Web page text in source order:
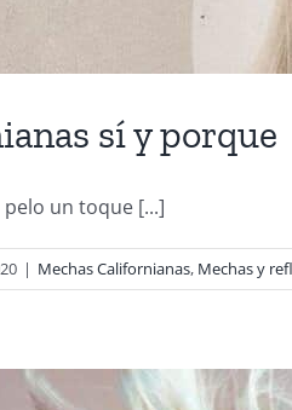
sí y porque
un toque [...]
| Mechas Californianas, Mechas y